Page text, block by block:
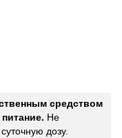
средством
Не
дозу.